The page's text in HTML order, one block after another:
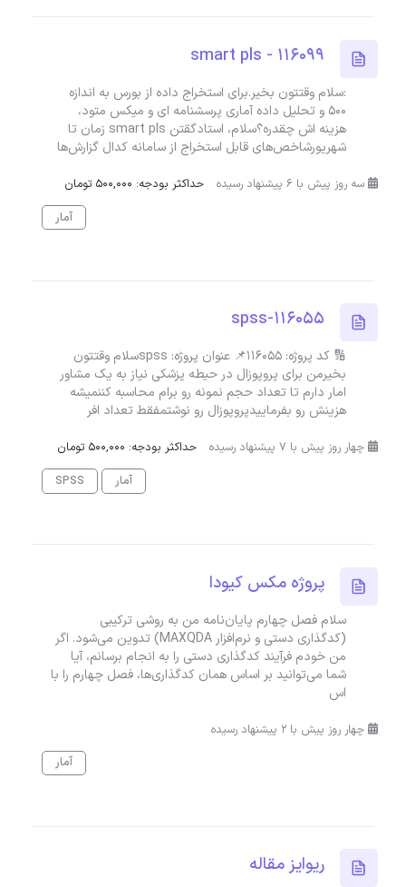
smart pls - 116099
:سلام وقتتون بخیر.برای استخراج داده از بورس به اندازه
۵۰۰ و تحلیل داده آماری پرسشنامه ای و میکس متود،
هزینه اش چقدره؟سلام، استادگقتن smart pls زمان تا
شهریورشاخص‌های قابل استخراج از سامانه کدال گزارش‌ها
سه روز پیش با 6 پیشنهاد رسیده
حداکثر بودجه: 500,000 تومان
آمار
spss-116055
🔢 کد پروژه: 116055📌 عنوان پروژه: spssسلام وقتتون
بخیرمن برای پروپوزال در حیطه پزشکی نیاز به یک مشاور
امار دارم تا تعداد حجم نمونه رو برام محاسبه کننمیشه
هزینش رو بفرماییدپروپوزال رو نوشتمفقط تعداد افر
چهار روز پیش با 7 پیشنهاد رسیده
حداکثر بودجه: 500,000 تومان
آمار
SPSS
پروژه مکس کیودا
سلام فصل چهارم پایان‌نامه من به روشی ترکیبی
(کدگذاری دستی و نرم‌افزار MAXQDA) تدوین می‌شود. اگر
من خودم فرآیند کدگذاری دستی را به انجام برسانم، آیا
شما می‌توانید بر اساس همان کدگذاری‌ها، فصل چهارم را با
اس
چهار روز پیش با 2 پیشنهاد رسیده
آمار
ریوایز مقاله